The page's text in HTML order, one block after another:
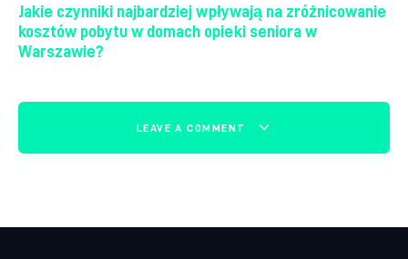
Jakie czynniki najbardziej wpływają na zróżnicowanie
kosztów pobytu w domach opieki seniora w
Warszawie?
LEAVE A COMMENT